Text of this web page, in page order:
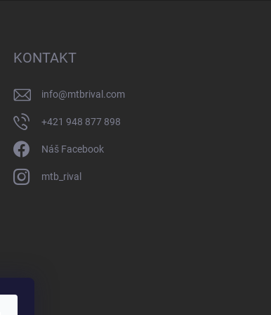
KONTAKT
info@mtbrival.com
+421 948 877 898
Náš Facebook
mtb_rival